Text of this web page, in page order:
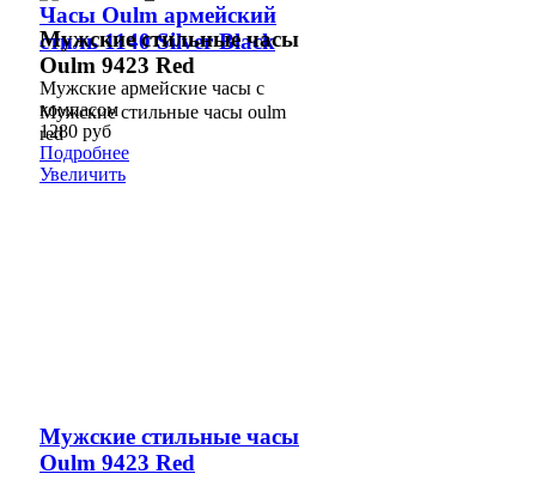
Часы Oulm армейский
стиль 1140 Silver Black
Мужские армейские часы с
компасом
1280 руб
Подробнее
Увеличить
Мужские стильные часы
Oulm 9423 Red
Мужские стильные часы oulm
red
Мужские стильные часы
Oulm 9423 Red